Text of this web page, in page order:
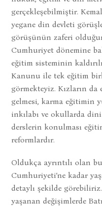
gerçekleşebilmiştir.
yegane din devleti
görüşünün zaferi
Cumhuriyet dönemine
eğitim sisteminin
Kanunu ile tek eğitim
görmekteyiz. Kızların
gelmesi, karma eğitimin
inkılabı ve okullarda
derslerin konulması
reformlardır.
Oldukça ayrıntılı olan
Cumhuriyeti’ne kadar
detaylı şekilde
yaşanan değişimlerde